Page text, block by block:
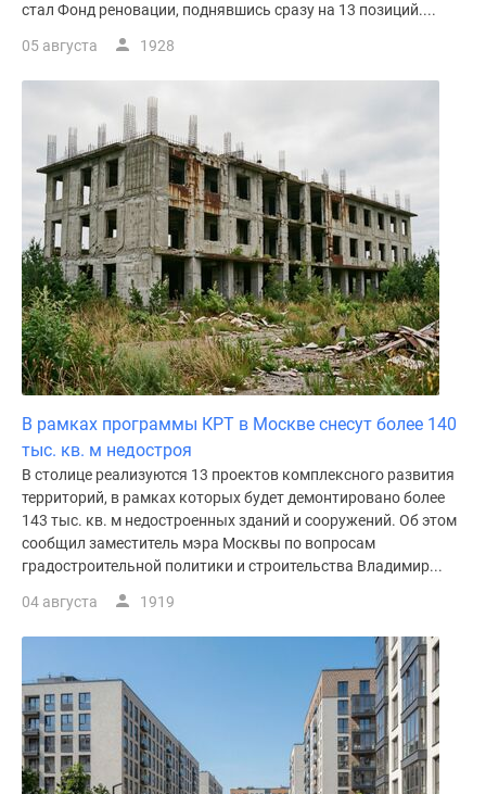
стал Фонд реновации, поднявшись сразу на 13 позиций....
05 августа 1928
В рамках программы КРТ в Москве снесут более 140
тыс. кв. м недостроя
В столице реализуются 13 проектов комплексного развития
территорий, в рамках которых будет демонтировано более
143 тыс. кв. м недостроенных зданий и сооружений. Об этом
сообщил заместитель мэра Москвы по вопросам
градостроительной политики и строительства Владимир...
04 августа 1919